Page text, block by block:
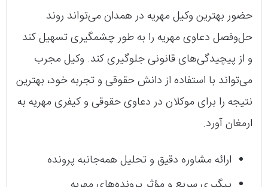
حضور بهترین وکیل مهریه در همدان می‌تواند روند
حل‌وفصل دعاوی مهریه را به طور چشمگیری تسهیل کند
و از پیچیدگی‌های قانونی جلوگیری کند. وکیل مجرب
می‌تواند با استفاده از دانش حقوقی و تجربه خود، بهترین
نتیجه را برای موکلان در دعاوی حقوقی و کیفری مهریه به
ارمغان آورد.
ارائه مشاوره دقیق و تحلیل همه‌جانبه پرونده